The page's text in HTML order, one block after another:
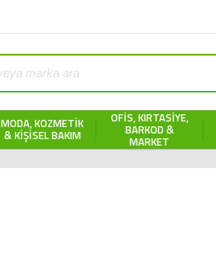
MODA, KOZMETIK
& KIŞISEL BAKIM
OFIS, KIRTASIYE,
BARKOD &
MARKET